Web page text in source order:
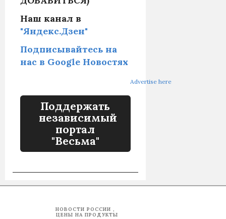
Наш канал в
"Яндекс.Дзен"
Подписывайтесь на
нас в Google Новостях
Advertise here
Поддержать
независимый
портал
"Весьма"
НОВОСТИ РОССИИ
ЦЕНЫ НА ПРОДУКТЫ